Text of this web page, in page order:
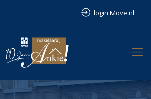
login Move.nl